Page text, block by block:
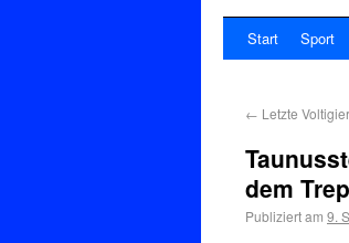
Start Sport
← Letzte
dem
Publiziert am 9.